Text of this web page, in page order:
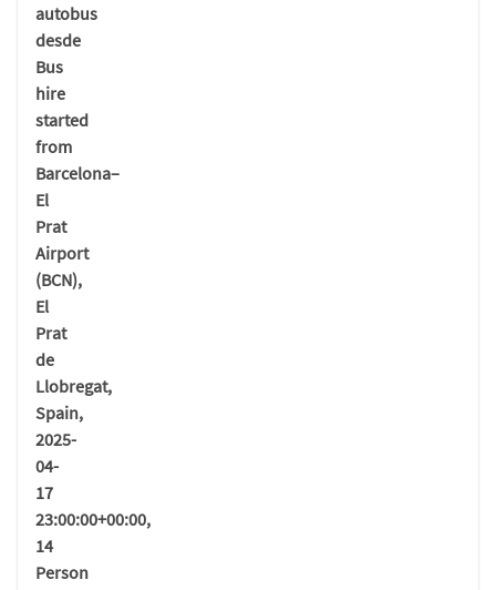
autobus
desde
Bus
hire
started
from
Barcelona–
El
Prat
Airport
(BCN),
El
Prat
de
Llobregat,
Spain,
2025-
04-
17
23:00:00+00:00,
14
Person